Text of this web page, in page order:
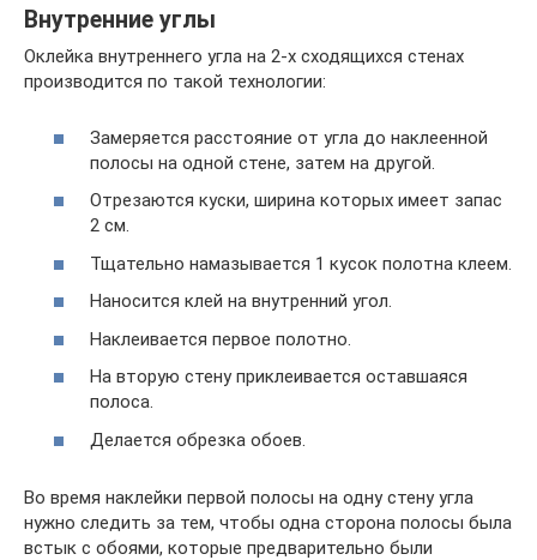
Внутренние углы
Оклейка внутреннего угла на 2-х сходящихся стенах
производится по такой технологии:
Замеряется расстояние от угла до наклеенной
полосы на одной стене, затем на другой.
Отрезаются куски, ширина которых имеет запас
2 см.
Тщательно намазывается 1 кусок полотна клеем.
Наносится клей на внутренний угол.
Наклеивается первое полотно.
На вторую стену приклеивается оставшаяся
полоса.
Делается обрезка обоев.
Во время наклейки первой полосы на одну стену угла
нужно следить за тем, чтобы одна сторона полосы была
встык с обоями, которые предварительно были